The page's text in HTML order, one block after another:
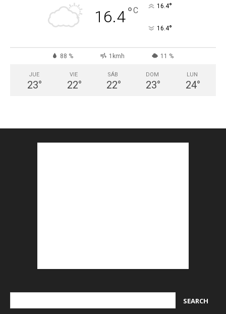
16.4°C 16.4°
16.4°
88 % 1kmh 11 %
JUE
23°
VIE
22°
SÁB
22°
DOM
23°
LUN
24°